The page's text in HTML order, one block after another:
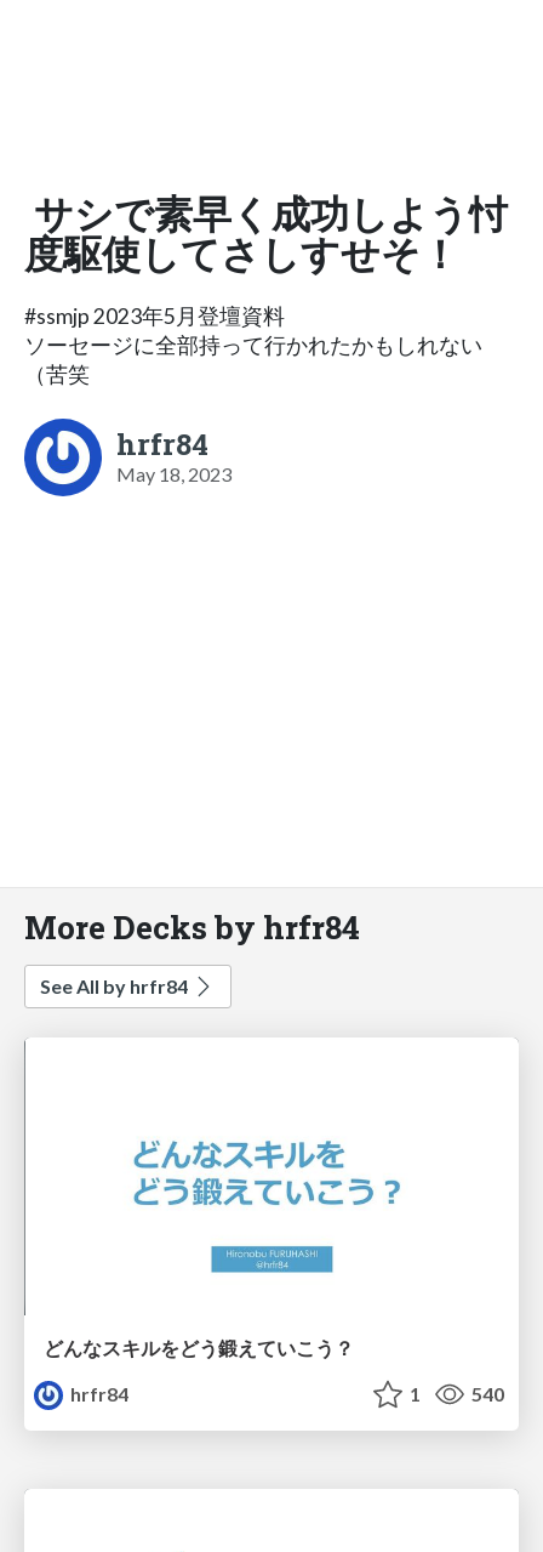
サシで素早く成功しよう忖
度駆使してさしすせそ！
#ssmjp 2023年5月登壇資料
ソーセージに全部持って行かれたかもしれない
（苦笑
hrfr84
May 18, 2023
More Decks by hrfr84
See All by hrfr84
どんなスキルをどう鍛えていこう？
hrfr84
1 540